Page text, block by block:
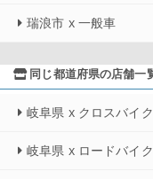
瑞浪市 x 一般車
同じ都道府県の店舗一
岐阜県 x クロスバイク
岐阜県 x ロードバイク